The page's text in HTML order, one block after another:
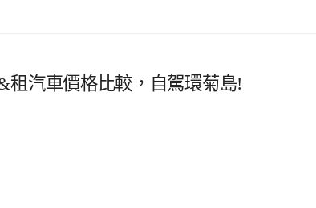
租汽車價格比較，自駕環菊島!